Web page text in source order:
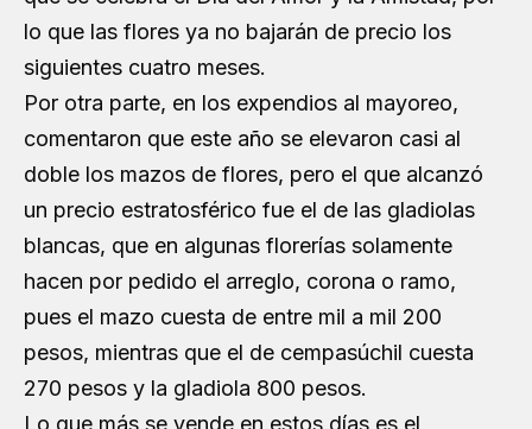
lo que las flores ya no bajarán de precio los
siguientes cuatro meses.
Por otra parte, en los expendios al mayoreo,
comentaron que este año se elevaron casi al
doble los mazos de flores, pero el que alcanzó
un precio estratosférico fue el de las gladiolas
blancas, que en algunas florerías solamente
hacen por pedido el arreglo, corona o ramo,
pues el mazo cuesta de entre mil a mil 200
pesos, mientras que el de cempasúchil cuesta
270 pesos y la gladiola 800 pesos.
Lo que más se vende en estos días es el